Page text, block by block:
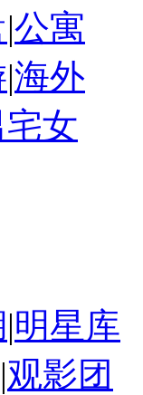
|公寓
|海外
女
|明星库
|观影团